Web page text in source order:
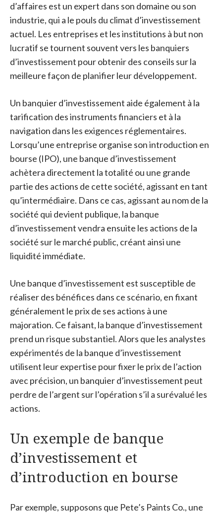
d’affaires est un expert dans son domaine ou son
industrie, qui a le pouls du climat d’investissement
actuel. Les entreprises et les institutions à but non
lucratif se tournent souvent vers les banquiers
d’investissement pour obtenir des conseils sur la
meilleure façon de planifier leur développement.
Un banquier d’investissement aide également à la
tarification des instruments financiers et à la
navigation dans les exigences réglementaires.
Lorsqu’une entreprise organise son introduction en
bourse (IPO), une banque d’investissement
achètera directement la totalité ou une grande
partie des actions de cette société, agissant en tant
qu’intermédiaire. Dans ce cas, agissant au nom de la
société qui devient publique, la banque
d’investissement vendra ensuite les actions de la
société sur le marché public, créant ainsi une
liquidité immédiate.
Une banque d’investissement est susceptible de
réaliser des bénéfices dans ce scénario, en fixant
généralement le prix de ses actions à une
majoration. Ce faisant, la banque d’investissement
prend un risque substantiel. Alors que les analystes
expérimentés de la banque d’investissement
utilisent leur expertise pour fixer le prix de l’action
avec précision, un banquier d’investissement peut
perdre de l’argent sur l’opération s’il a surévalué les
actions.
Un exemple de banque
d’investissement et
d’introduction en bourse
Par exemple, supposons que Pete’s Paints Co., une